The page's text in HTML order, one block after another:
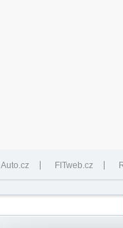
Auto.cz FITweb.cz